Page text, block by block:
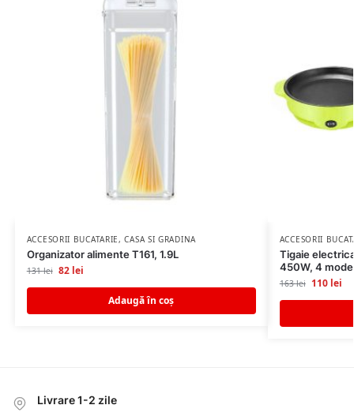
ACCESORII BUCATARIE,CASA SI GRADINA
Organizator alimente T161, 1.9L
131lei 82 lei
Adaugă în coș
ACCESORII
Tigaie
450W, 4
163lei 110 lei
Livrare 1-2 zile